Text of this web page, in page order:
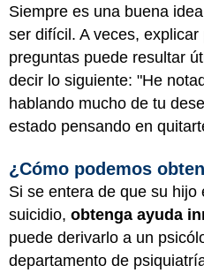
Siempre es una buena
ser difícil. A veces,
preguntas puede resultar
decir lo siguiente: "He
hablando mucho de tu
estado pensando en
¿Cómo podemos
Si se entera de que su hijo
suicidio, obtenga ayuda
puede derivarlo a un
departamento de